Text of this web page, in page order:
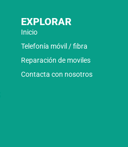
EXPLORAR
Inicio
Telefonía móvil / fibra
Reparación de moviles
Contacta con nosotros